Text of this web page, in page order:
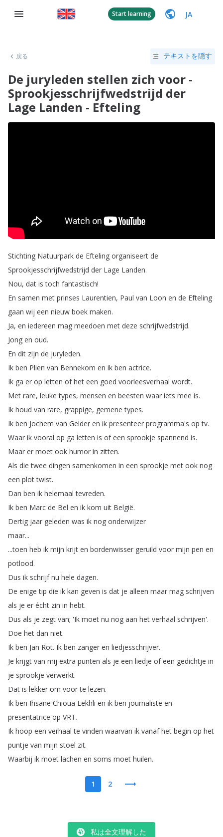
Start learning JA
戻る テキストを隠す
De juryleden stellen zich voor -
Sprookjesschrijfwedstrijd der
Lage Landen - Efteling
Stichting Natuurpark de Efteling organiseert de
Sprookjesschrijfwedstrijd der Lage Landen.
Nou, dat is toch fantastisch!
En samen met prinses Laurentien, Paul van Loon en de Efteling
gaan wij een nieuw boek maken.
Ja, en iedereen mag meedoen met deze schrijfwedstrijd.
Jong en oud.
En dit zijn de juryleden.
Ik ben Plien van Bennekom en ik ben actrice.
Ik ga er op letten of het een goed voorleesverhaal wordt.
Met rare, leuke types, mensen en beesten waar iets mee is.
Ik houd van rare, grappige, gemene types.
Ik ben Jochem van Gelder en ik presenteer programma's op tv.
Waar ik vooral op ga letten is of een sprookje spannend is.
Maar er moet ook humor in zitten.
Als die twee dingen samenkomen in een sprookje met ook nog
een plot twist.
Dan ben ik helemaal tevreden.
Ik ben Marc de Bel en ik kom uit België.
Dertig jaar geleden was ik nog onderwijzer
maar...
...toen heb ik mijn krijt en bordenwisser geruild voor mijn pen en
potlood.
Dus ik schrijf nu hele dagen.
De enige tip die ik kan geven is dat je alleen maar mag schrijven
als je er écht zin in hebt.
Dus als je zegt van; 'Ik moet nu nog aan het verhaal schrijven'.
Doe het dan niet.
Ik ben Jan Rot. Ik ben zanger en liedjesschrijver.
Je krijgt van mij extra punten als je een liedje of een gedichtje in
je sprookje verwerkt.
Dat is lekker om voor te lezen.
Ik ben Ihsane Chioua Lekhli en ik ben journaliste en
presentatrice op VRT.
Ik hoop een verhaal te vinden waarvan ik vanaf het begin op het
puntje van mijn stoel zit.
Waarbij ik moet lachen en soms moet huilen.
1 2
私は全文理解した